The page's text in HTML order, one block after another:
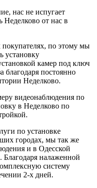
нас не испугает
Неделково от нас в
покупателях, по этому мы
установку
камер под ключ
благодаря постоянно
Неделково.
видеонаблюдения по
в Неделково по
по установке
городах, мы так же
и в Одесской
Благодаря налаженной
систему
2-х дней.